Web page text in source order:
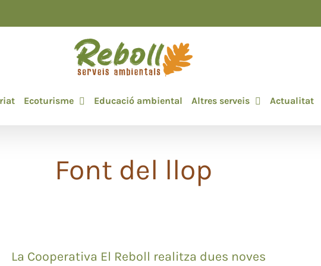
Ecoturisme Educació ambiental Altres serveis Actualitat
Font del llop
La Cooperativa El Reboll realitza dues noves